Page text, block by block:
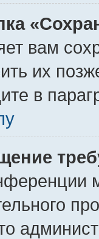
вам
их
в